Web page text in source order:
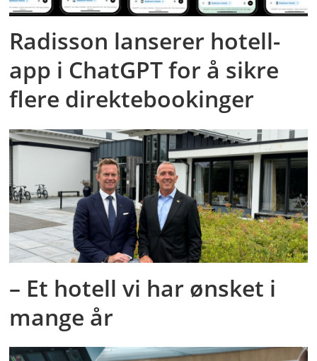
Radisson lanserer hotell-
app i ChatGPT for å sikre
flere direktebookinger
– Et hotell vi har ønsket i
mange år